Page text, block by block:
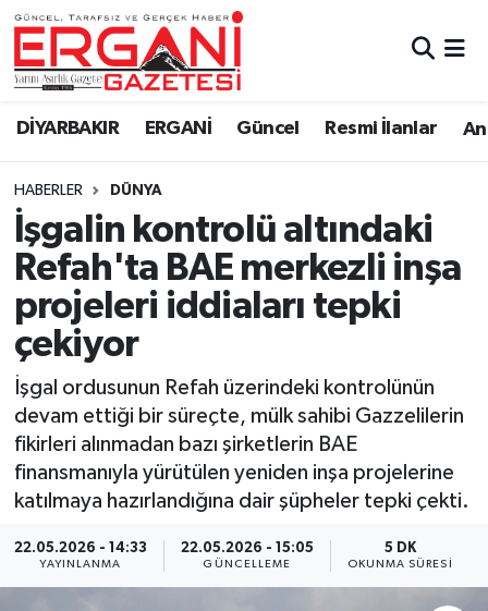
DİYARBAKIR ERGANİ Güncel Resmi İlanlar
HABERLER DÜNYA
İşgalin kontrolü altındaki
Refah'ta BAE merkezli inşa
projeleri iddiaları tepki
çekiyor
İşgal ordusunun Refah üzerindeki kontrolünün
devam ettiği bir süreçte, mülk sahibi Gazzelilerin
fikirleri alınmadan bazı şirketlerin BAE
finansmanıyla yürütülen yeniden inşa projelerine
katılmaya hazırlandığına dair şüpheler tepki çekti.
22.05.2026 - 14:33
YAYINLANMA
22.05.2026 - 15:05
GÜNCELLEME
5 DK
OKUNMA SÜRESI
DİYARBAKIR
BİSMİL
BAĞLAR
ERGANİ
Güncel
Eği̇ti̇m
Resmi İlanlar
Sağlık
Si̇yaset
Spor
Ergani Nöbetçi Eczaneler
Ergani Hava Durumu
Ergani Trafik Yoğunluk Haritası
Süper Lig Puan Durumu ve Fikstür
Tüm Manşetler
Son Dakika Haberleri
Haber Arşivi